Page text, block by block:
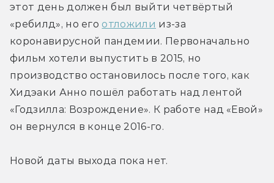
этот день должен был выйти четвёртый
«ребилд», но его отложили из-за
коронавирусной пандемии. Первоначально
фильм хотели выпустить в 2015, но
производство остановилось после того, как
Хидэаки Анно пошёл работать над лентой
«Годзилла: Возрождение». К работе над «Евой»
он вернулся в конце 2016-го.
Новой даты выхода пока нет.